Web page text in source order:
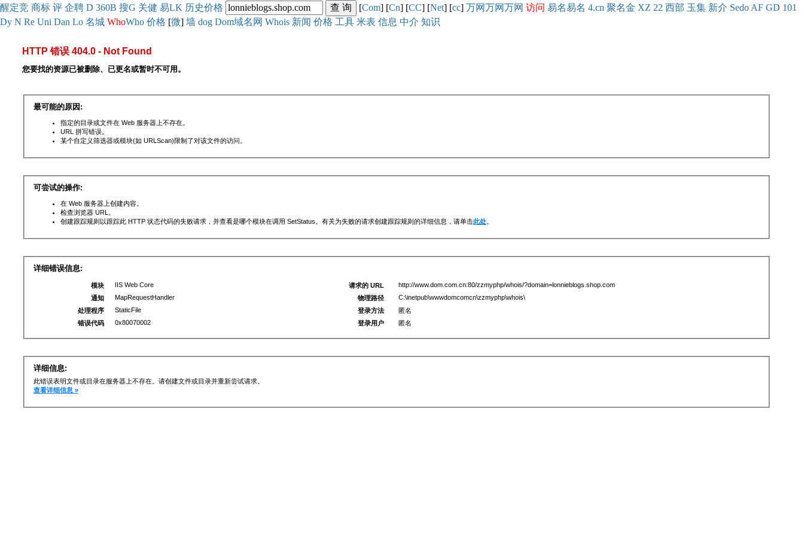
醒定竞 商标 评 企聘 D 360B 搜G 关健 易LK 历史价格 [Com] [Cn] [CC] [Net] [cc] 万网万网万网 访问 易名易名 4.cn 聚名金 XZ 22 西部 玉集 新介 Sedo AF GD 101
Dy N Re Uni Dan Lo 名城 WhoWho 价格 [微] 墙 dog Dom域名网 Whois 新闻 价格 工具 米表 信息 中介 知识